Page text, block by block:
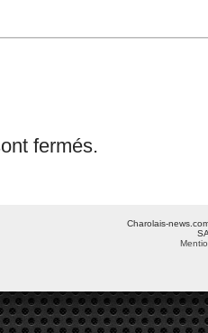
fermés.
Charolais-